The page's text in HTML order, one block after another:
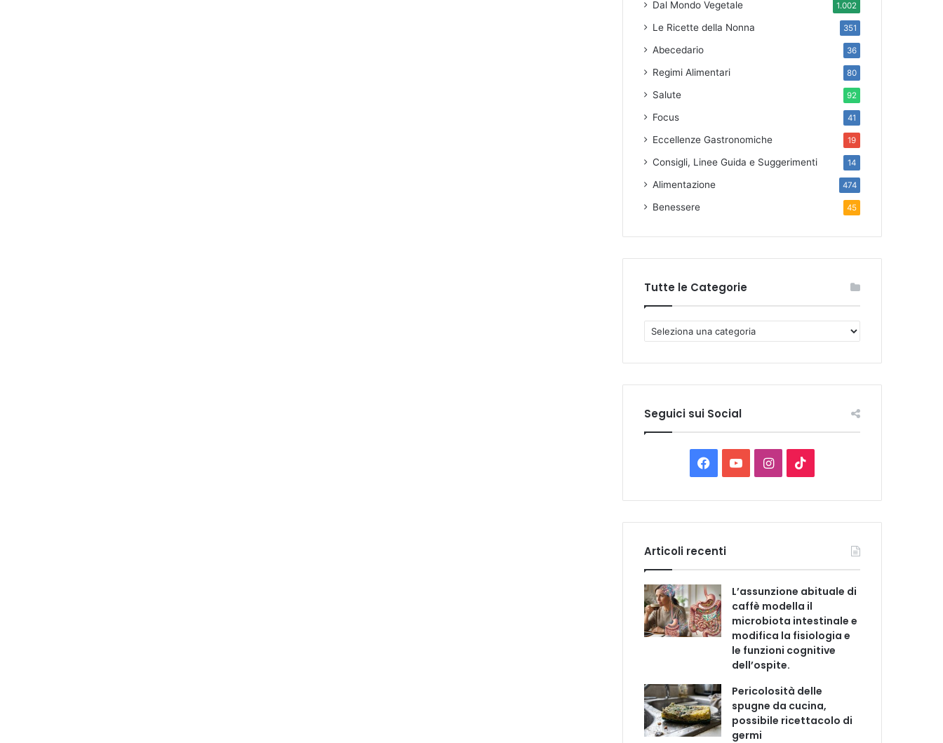
Dal Mondo Vegetale 1.002
Le Ricette della Nonna 351
Abecedario 36
Regimi Alimentari 80
Salute 92
Focus 41
Eccellenze Gastronomiche 19
Consigli, Linee Guida e Suggerimenti 14
Alimentazione 474
Benessere 45
Tutte le Categorie
u
e
e
C
o
e
Seguici sui Social
c
e
b
o
o
u
u
b
e
I
s
a
g
r
a
m
k
o
k
Articoli recenti
L’assunzione abituale di
caffè modella il
microbiota intestinale e
modifica la fisiologia e
le funzioni cognitive
dell’ospite.
Pericolosità delle
spugne da cucina,
possibile ricettacolo di
germi